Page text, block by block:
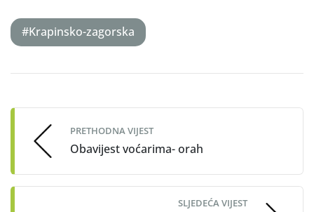
#Krapinsko-zagorska
navigation
PRETHODNA VIJEST
Obavijest voćarima- orah
SLJEDEĆA VIJEST